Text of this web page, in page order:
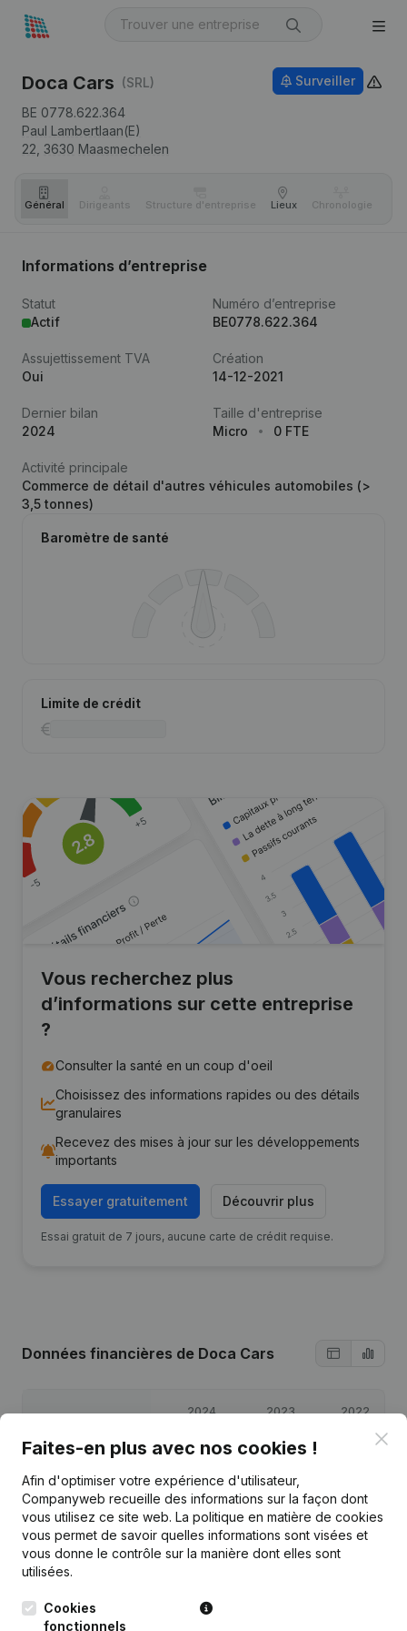
Doca Cars (SRL)
BE 0778.622.364
Paul Lambertlaan(E)
22, 3630 Maasmechelen
Surveiller
Général Dirigeants Structure d'entreprise Lieux Chronologie
Informations d’entreprise
Statut
Actif
Numéro d’entreprise
BE0778.622.364
Assujettissement TVA
Oui
Création
14-12-2021
Dernier bilan
2024
Taille d'entreprise
Micro
0 FTE
Activité principale
Commerce de détail d'autres véhicules automobiles (>
3,5 tonnes)
Baromètre de santé
Limite de crédit
Vous recherchez plus
d’informations sur cette entreprise
?
Consulter la santé en un coup d'oeil
Choisissez des informations rapides ou des détails
granulaires
Recevez des mises à jour sur les développements
importants
Essayer gratuitement Découvrir plus
Essai gratuit de 7 jours, aucune carte de crédit requise.
Données financières de Doca Cars
2024 2023 2022
Bénéfices/pertes €85 712 €57 828
Capitaux propres €255 461 €169 750 €111 922
Marge brute 140 515 104 480
Faites-en plus avec nos cookies !
Afin d'optimiser votre expérience d'utilisateur,
Companyweb recueille des informations sur la façon dont
vous utilisez ce site web. La politique en matière de cookies
vous permet de savoir quelles informations sont visées et
vous donne le contrôle sur la manière dont elles sont
utilisées.
Cookies
fonctionnels